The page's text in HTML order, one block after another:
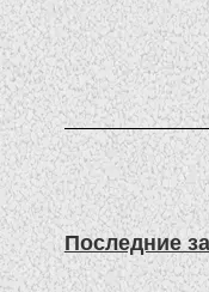
Последние